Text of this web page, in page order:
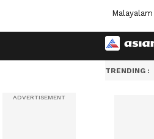
Malayalam
TRENDING :